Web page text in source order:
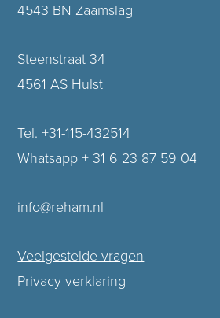
4543 BN Zaamslag
Steenstraat 34
4561 AS Hulst
Tel. +31-115-432514
Whatsapp + 31 6 23 87 59 04
info@reham.nl
Veelgestelde vragen
Privacy verklaring